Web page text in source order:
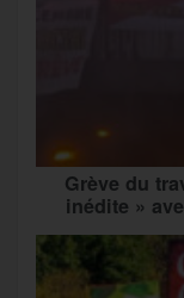
Grève du
inédite »